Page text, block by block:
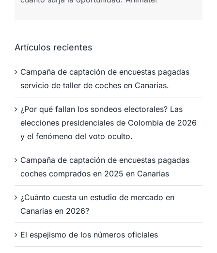
Artículos recientes
Campaña de captación de encuestas pagadas
servicio de taller de coches en Canarias.
¿Por qué fallan los sondeos electorales? Las
elecciones presidenciales de Colombia de 2026
y el fenómeno del voto oculto.
Campaña de captación de encuestas pagadas
coches comprados en 2025 en Canarias
¿Cuánto cuesta un estudio de mercado en
Canarias en 2026?
El espejismo de los números oficiales